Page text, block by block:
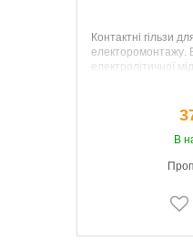
Контактні гільзи
електоромонтажу.
електролітичної
Виготовленні
Зручна, прозора
кришка з отвором
В